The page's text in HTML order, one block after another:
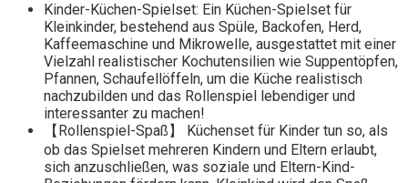
Kinder-Küchen-Spielset: Ein Küchen-Spielset für
Kleinkinder, bestehend aus Spüle, Backofen, Herd,
Kaffeemaschine und Mikrowelle, ausgestattet mit einer
Vielzahl realistischer Kochutensilien wie Suppentöpfen,
Pfannen, Schaufellöffeln, um die Küche realistisch
nachzubilden und das Rollenspiel lebendiger und
interessanter zu machen!
【Rollenspiel-Spaß】 Küchenset für Kinder tun so, als
ob das Spielset mehreren Kindern und Eltern erlaubt,
sich anzuschließen, was soziale und Eltern-Kind-